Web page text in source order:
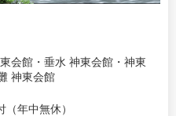
会館・垂水 神東会館・神東
神東会館
年中無休）